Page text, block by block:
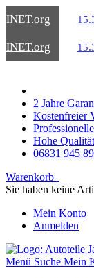
.org
.org
2 Jahre
Kostenfreier
Hohe
06831 945
Warenkorb
Sie haben keine
Mein Konto
Anmelden
Menü Suche Mein